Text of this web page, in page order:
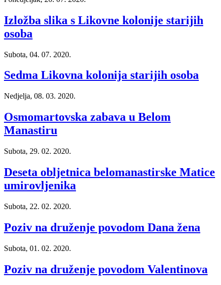
Izložba slika s Likovne kolonije starijih
osoba
Subota, 04. 07. 2020.
Sedma Likovna kolonija starijih osoba
Nedjelja, 08. 03. 2020.
Osmomartovska zabava u Belom
Manastiru
Subota, 29. 02. 2020.
Deseta obljetnica belomanastirske Matice
umirovljenika
Subota, 22. 02. 2020.
Poziv na druženje povodom Dana žena
Subota, 01. 02. 2020.
Poziv na druženje povodom Valentinova